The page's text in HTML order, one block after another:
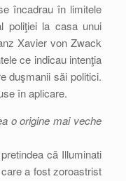
încadrau în limitele
poliţiei la casa unui
Xavier von Zwack
ce indicau intenţia
duşmanii săi politici.
în aplicare.
o origine mai veche
că Illuminati
a fost zoroastrist